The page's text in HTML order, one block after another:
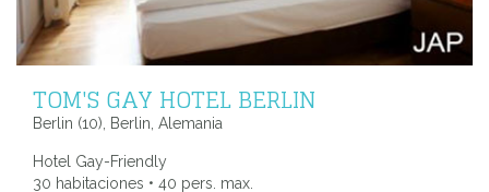
TOM'S GAY HOTEL BERLIN
Berlin (10), Berlin, Alemania
Hotel Gay-Friendly
30 habitaciones • 40 pers. max.